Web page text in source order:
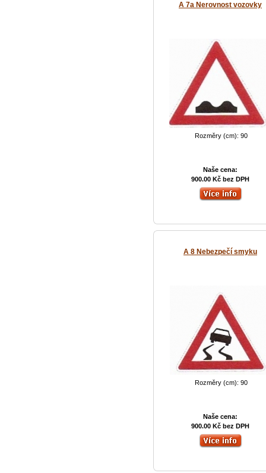
A 7a Nerovnost vozovky
Rozměry (cm): 90
Naše cena:
900.00 Kč bez DPH
A 8 Nebezpečí smyku
Rozměry (cm): 90
Naše cena:
900.00 Kč bez DPH